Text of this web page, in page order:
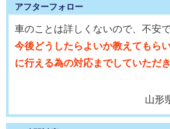
アフターフォロー
車のことは詳しくないので、不安で
今後どうしたらよいか教えてもら
に行える為の対応までしていただき
山形